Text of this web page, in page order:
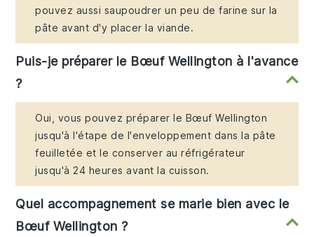
pouvez aussi saupoudrer un peu de farine sur la
pâte avant d'y placer la viande.
Puis-je préparer le Bœuf Wellington à l'avance
?
Oui, vous pouvez préparer le Bœuf Wellington
jusqu'à l'étape de l'enveloppement dans la pâte
feuilletée et le conserver au réfrigérateur
jusqu'à 24 heures avant la cuisson.
Quel accompagnement se marie bien avec le
Bœuf Wellington ?